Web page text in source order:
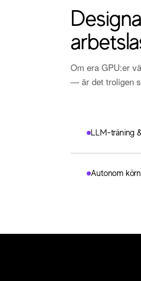
Om era GPU:er
— är det troligen
LLM-träning
Autonom